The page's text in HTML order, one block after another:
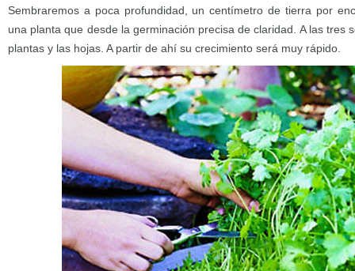
Sembraremos a poca profundidad, un centímetro de tierra por
una planta que desde la germinación precisa de claridad. A las tres
plantas y las hojas. A partir de ahí su crecimiento será muy rápido.